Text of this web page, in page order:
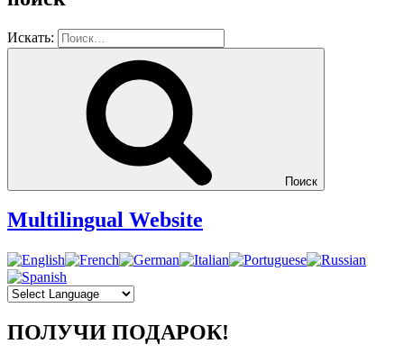
Искать:
Поиск
Multilingual Website
ПОЛУЧИ ПОДАРОК!